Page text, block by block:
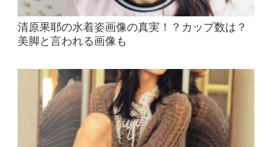
清原果耶の水着姿画像の真実！？カップ数は？
美脚と言われる画像も